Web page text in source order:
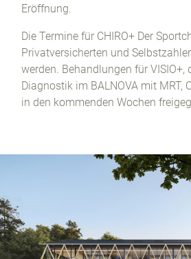
Eröffnung.
Die Termine für CHIRO+ Der
Privatversicherten und
werden. Behandlungen für VISIO+,
Diagnostik im BALNOVA mit MRT,
in den kommenden Wochen